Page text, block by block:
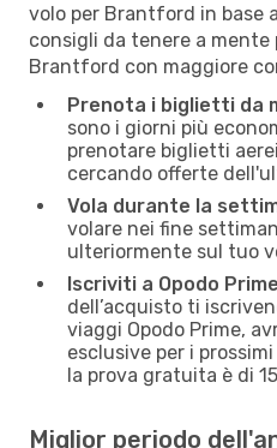
volo per Brantford in base
consigli da tenere a mente
Brantford con maggiore
Prenota i biglietti da
sono i giorni più
prenotare biglietti
cercando offerte
Vola durante la
volare nei fine
ulteriormente sul tuo
Iscriviti a Opodo
dell’acquisto ti
viaggi Opodo Prime,
esclusive per i
la prova gratuita è di
Miglior periodo